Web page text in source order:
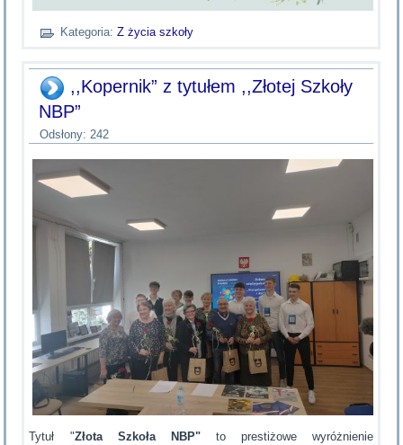
Kategoria:Z życia szkoły
,,Kopernik” z tytułem ,,Złotej Szkoły
NBP”
Odsłony: 242
Tytuł "Złota Szkoła NBP"to prestiżowe wyróżnienie